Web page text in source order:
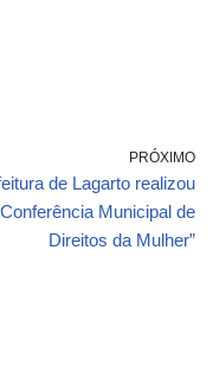
PRÓXIMO
de Lagarto realizou
Municipal de
Direitos da Mulher”